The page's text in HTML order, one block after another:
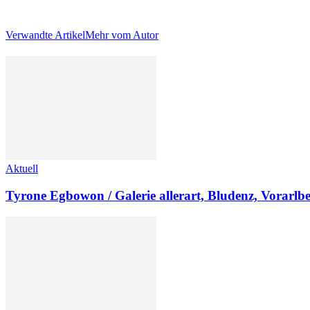
Verwandte ArtikelMehr vom Autor
Aktuell
Tyrone Egbowon / Galerie allerart, Bludenz,